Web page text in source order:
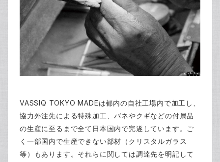
VASSIQ TOKYO MADE は都内の自社工場内で加工し、
協力外注先による特殊加工、バネやクギなどの付属品
の生産に至るまで全て日本国内で完遂しています。ご
く一部国内で生産できない部材（クリスタルガラス
等）もあります。それらに関しては調達先を明記して